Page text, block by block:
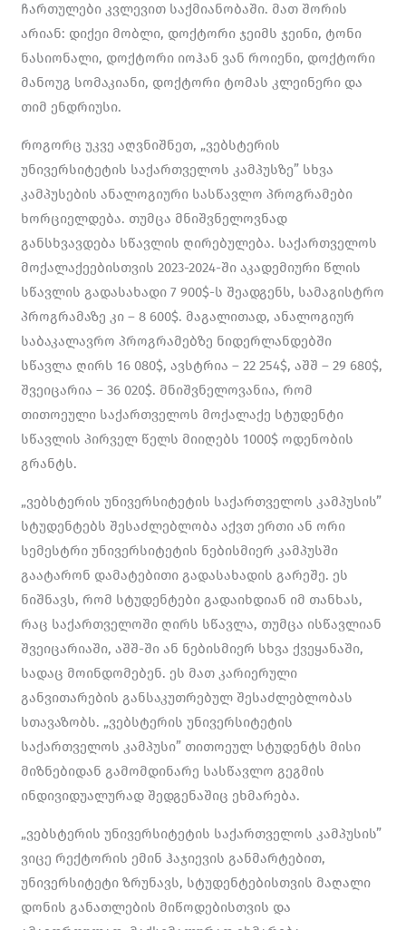
ჩართულები კვლევით საქმიანობაში. მათ შორის
არიან: დიქეი მობლი, დოქტორი ჯეიმს ჯეინი, ტონი
ნასიონალი, დოქტორი იოჰან ვან როიენი, დოქტორი
მანოუგ სომაკიანი, დოქტორი ტომას კლეინერი და
თიმ ენდრიუსი.
როგორც უკვე აღვნიშნეთ, „ვებსტერის
უნივერსიტეტის საქართველოს კამპუსზე” სხვა
კამპუსების ანალოგიური სასწავლო პროგრამები
ხორციელდება. თუმცა მნიშვნელოვნად
განსხვავდება სწავლის ღირებულება. საქართველოს
მოქალაქეებისთვის 2023-2024-ში აკადემიური წლის
სწავლის გადასახადი 7 900$-ს შეადგენს, სამაგისტრო
პროგრამაზე კი – 8 600$. მაგალითად, ანალოგიურ
საბაკალავრო პროგრამებზე ნიდერლანდებში
სწავლა ღირს 16 080$, ავსტრია – 22 254$, აშშ – 29 680$,
შვეიცარია – 36 020$. მნიშვნელოვანია, რომ
თითოეული საქართველოს მოქალაქე სტუდენტი
სწავლის პირველ წელს მიიღებს 1000$ ოდენობის
გრანტს.
„ვებსტერის უნივერსიტეტის საქართველოს კამპუსის”
სტუდენტებს შესაძლებლობა აქვთ ერთი ან ორი
სემესტრი უნივერსიტეტის ნებისმიერ კამპუსში
გაატარონ დამატებითი გადასახადის გარეშე. ეს
ნიშნავს, რომ სტუდენტები გადაიხდიან იმ თანხას,
რაც საქართველოში ღირს სწავლა, თუმცა ისწავლიან
შვეიცარიაში, აშშ-ში ან ნებისმიერ სხვა ქვეყანაში,
სადაც მოინდომებენ. ეს მათ კარიერული
განვითარების განსაკუთრებულ შესაძლებლობას
სთავაზობს. „ვებსტერის უნივერსიტეტის
საქართველოს კამპუსი” თითოეულ სტუდენტს მისი
მიზნებიდან გამომდინარე სასწავლო გეგმის
ინდივიდუალურად შედგენაშიც ეხმარება.
„ვებსტერის უნივერსიტეტის საქართველოს კამპუსის”
ვიცე რექტორის ემინ ჰაჯიევის განმარტებით,
უნივერსიტეტი ზრუნავს, სტუდენტებისთვის მაღალი
დონის განათლების მიწოდებისთვის და